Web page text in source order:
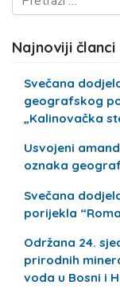
Najnoviji članci
Svečana
geografskog
„Kalinovačka
Usvojeni
oznaka
Svečana
porijekla
Održana 24.
prirodnih
voda u Bosni i